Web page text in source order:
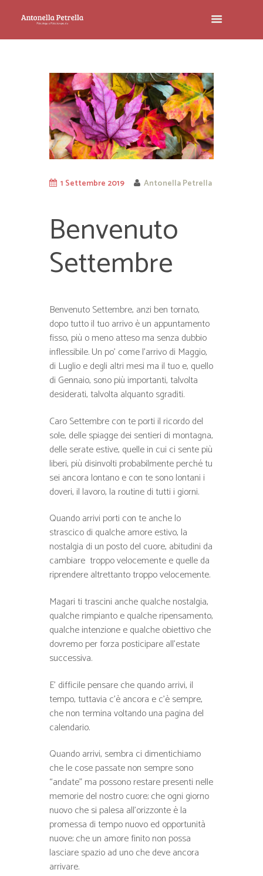
1 Settembre 2019 Antonella Petrella
Benvenuto
Settembre
Benvenuto Settembre, anzi ben tornato,
dopo tutto il tuo arrivo è un appuntamento
fisso, più o meno atteso ma senza dubbio
inflessibile. Un po’ come l’arrivo di Maggio,
di Luglio e degli altri mesi ma il tuo e, quello
di Gennaio, sono più importanti, talvolta
desiderati, talvolta alquanto sgraditi.
Caro Settembre con te porti il ricordo del
sole, delle spiagge dei sentieri di montagna,
delle serate estive, quelle in cui ci sente più
liberi, più disinvolti probabilmente perché tu
sei ancora lontano e con te sono lontani i
doveri, il lavoro, la routine di tutti i giorni.
Quando arrivi porti con te anche lo
strascico di qualche amore estivo, la
nostalgia di un posto del cuore, abitudini da
cambiare troppo velocemente e quelle da
riprendere altrettanto troppo velocemente.
Magari ti trascini anche qualche nostalgia,
qualche rimpianto e qualche ripensamento,
qualche intenzione e qualche obiettivo che
dovremo per forza posticipare all’estate
successiva.
E’ difficile pensare che quando arrivi, il
tempo, tuttavia c’è ancora e c’è sempre,
che non termina voltando una pagina del
calendario.
Quando arrivi, sembra ci dimentichiamo
che le cose passate non sempre sono
“andate” ma possono restare presenti nelle
memorie del nostro cuore; che ogni giorno
nuovo che si palesa all’orizzonte è la
promessa di tempo nuovo ed opportunità
nuove; che un amore finito non possa
lasciare spazio ad uno che deve ancora
arrivare.